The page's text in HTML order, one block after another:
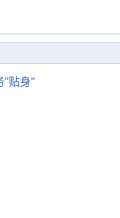
"贴身"